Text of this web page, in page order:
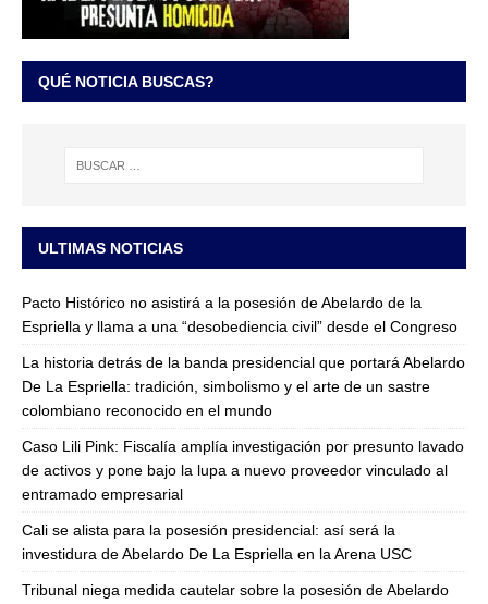
QUÉ NOTICIA BUSCAS?
ULTIMAS NOTICIAS
Pacto Histórico no asistirá a la posesión de Abelardo de la
Espriella y llama a una “desobediencia civil” desde el Congreso
La historia detrás de la banda presidencial que portará Abelardo
De La Espriella: tradición, simbolismo y el arte de un sastre
colombiano reconocido en el mundo
Caso Lili Pink: Fiscalía amplía investigación por presunto lavado
de activos y pone bajo la lupa a nuevo proveedor vinculado al
entramado empresarial
Cali se alista para la posesión presidencial: así será la
investidura de Abelardo De La Espriella en la Arena USC
Tribunal niega medida cautelar sobre la posesión de Abelardo